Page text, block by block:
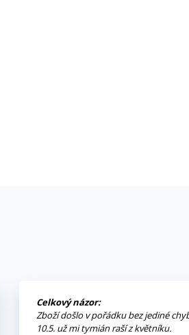
Celkový názor:
Zboží došlo v pořádku bez jediné
10.5. už mi tymián raší z květníku.